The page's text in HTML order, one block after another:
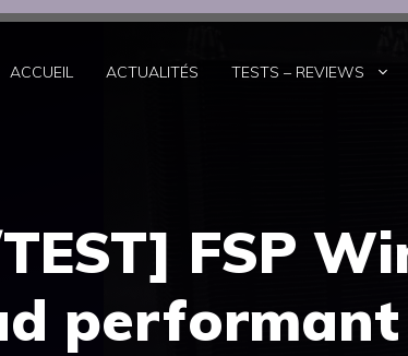
ACCUEIL ACTUALITÉS TESTS – REVIEWS
FSP
performant